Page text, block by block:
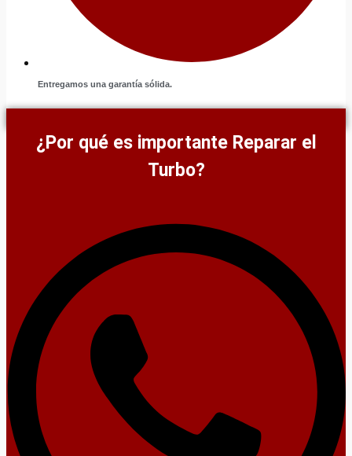
Entregamos una garantía sólida.
¿Por qué es importante Reparar el
Turbo?